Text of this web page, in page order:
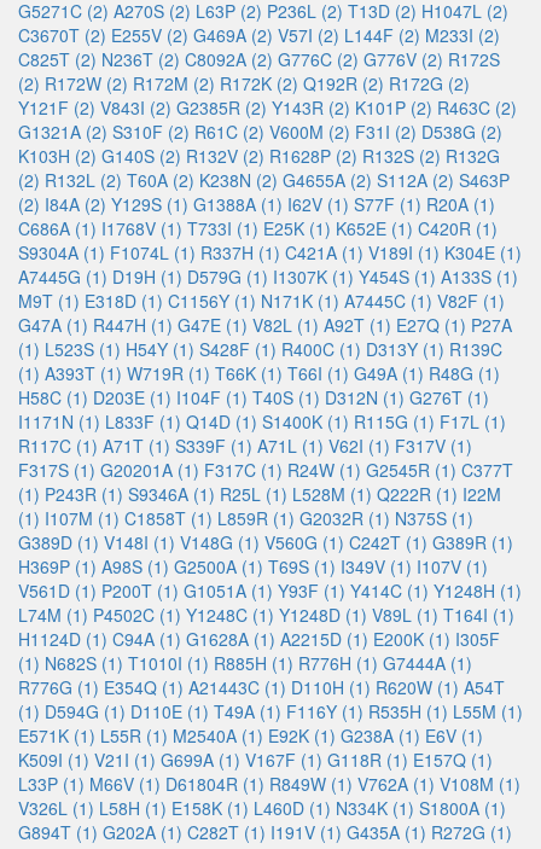
G5271C (2) A270S (2) L63P (2) P236L (2) T13D (2) H1047L (2)
C3670T (2) E255V (2) G469A (2) V57I (2) L144F (2) M233I (2)
C825T (2) N236T (2) C8092A (2) G776C (2) G776V (2) R172S
(2) R172W (2) R172M (2) R172K (2) Q192R (2) R172G (2)
Y121F (2) V843I (2) G2385R (2) Y143R (2) K101P (2) R463C (2)
G1321A (2) S310F (2) R61C (2) V600M (2) F31I (2) D538G (2)
K103H (2) G140S (2) R132V (2) R1628P (2) R132S (2) R132G
(2) R132L (2) T60A (2) K238N (2) G4655A (2) S112A (2) S463P
(2) I84A (2) Y129S (1) G1388A (1) I62V (1) S77F (1) R20A (1)
C686A (1) I1768V (1) T733I (1) E25K (1) K652E (1) C420R (1)
S9304A (1) F1074L (1) R337H (1) C421A (1) V189I (1) K304E (1)
A7445G (1) D19H (1) D579G (1) I1307K (1) Y454S (1) A133S (1)
M9T (1) E318D (1) C1156Y (1) N171K (1) A7445C (1) V82F (1)
G47A (1) R447H (1) G47E (1) V82L (1) A92T (1) E27Q (1) P27A
(1) L523S (1) H54Y (1) S428F (1) R400C (1) D313Y (1) R139C
(1) A393T (1) W719R (1) T66K (1) T66I (1) G49A (1) R48G (1)
H58C (1) D203E (1) I104F (1) T40S (1) D312N (1) G276T (1)
I1171N (1) L833F (1) Q14D (1) S1400K (1) R115G (1) F17L (1)
R117C (1) A71T (1) S339F (1) A71L (1) V62I (1) F317V (1)
F317S (1) G20201A (1) F317C (1) R24W (1) G2545R (1) C377T
(1) P243R (1) S9346A (1) R25L (1) L528M (1) Q222R (1) I22M
(1) I107M (1) C1858T (1) L859R (1) G2032R (1) N375S (1)
G389D (1) V148I (1) V148G (1) V560G (1) C242T (1) G389R (1)
H369P (1) A98S (1) G2500A (1) T69S (1) I349V (1) I107V (1)
V561D (1) P200T (1) G1051A (1) Y93F (1) Y414C (1) Y1248H (1)
L74M (1) P4502C (1) Y1248C (1) Y1248D (1) V89L (1) T164I (1)
H1124D (1) C94A (1) G1628A (1) A2215D (1) E200K (1) I305F
(1) N682S (1) T1010I (1) R885H (1) R776H (1) G7444A (1)
R776G (1) E354Q (1) A21443C (1) D110H (1) R620W (1) A54T
(1) D594G (1) D110E (1) T49A (1) F116Y (1) R535H (1) L55M (1)
E571K (1) L55R (1) M2540A (1) E92K (1) G238A (1) E6V (1)
K509I (1) V21I (1) G699A (1) V167F (1) G118R (1) E157Q (1)
L33P (1) M66V (1) D61804R (1) R849W (1) V762A (1) V108M (1)
V326L (1) L58H (1) E158K (1) L460D (1) N334K (1) S1800A (1)
G894T (1) G202A (1) C282T (1) I191V (1) G435A (1) R272G (1)